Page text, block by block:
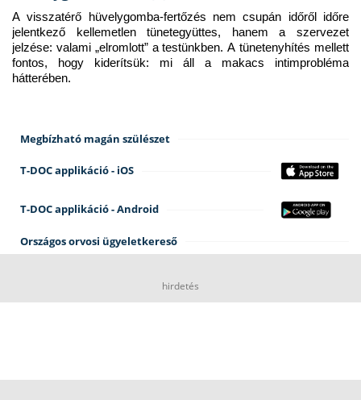
A visszatérő hüvelygomba-fertőzés nem csupán időről időre
jelentkező kellemetlen tünetegyüttes, hanem a szervezet
jelzése: valami „elromlott” a testünkben. A tünetenyhítés mellett
fontos, hogy kiderítsük: mi áll a makacs intimprobléma
hátterében.
Megbízható magán szülészet
T-DOC applikáció - iOS
T-DOC applikáció - Android
Országos orvosi ügyeletkereső
hirdetés